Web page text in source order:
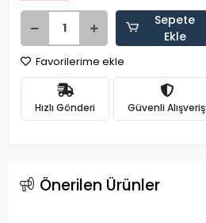
Sepete
Ekle
Favorilerime ekle
Hızlı Gönderi Güvenli Alışveriş
Önerilen Ürünler